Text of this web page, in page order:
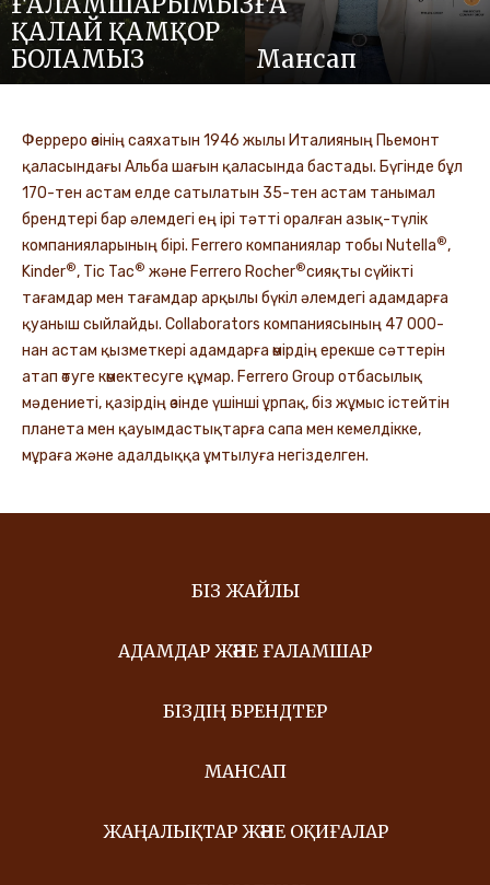
ҚАЛАЙ ҚАМҚОР
БОЛАМЫЗ
Мансап
Ферреро өзінің саяхатын 1946 жылы Италияның Пьемонт
қаласындағы Альба шағын қаласында бастады. Бүгінде бұл
170-тен астам елде сатылатын 35-тен астам танымал
брендтері бар әлемдегі ең ірі тәтті оралған азық-түлік
компанияларының бірі. Ferrero компаниялар тобы Nutella®,
Kinder®, Tic Tac® және Ferrero Rocher®сияқты сүйікті
тағамдар мен тағамдар арқылы бүкіл әлемдегі адамдарға
қуаныш сыйлайды. Collaborators компаниясының 47 000-
нан астам қызметкері адамдарға өмірдің ерекше сәттерін
атап өтуге көмектесуге құмар. Ferrero Group отбасылық
мәдениеті, қазірдің өзінде үшінші ұрпақ, біз жұмыс істейтін
планета мен қауымдастықтарға сапа мен кемелдікке,
мұраға және адалдыққа ұмтылуға негізделген.
БІЗ ЖАЙЛЫ
АДАМДАР ЖӘНЕ ҒАЛАМШАР
БІЗДІҢ БРЕНДТЕР
МАНСАП
ЖАҢАЛЫҚТАР ЖӘНЕ ОҚИҒАЛАР